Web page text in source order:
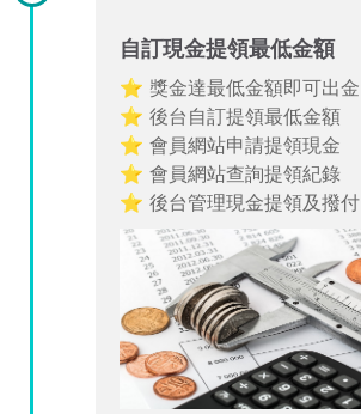
自訂現金提領最低金額
⭐ 獎金達最低金額即可出金
⭐ 後台自訂提領最低金額
⭐ 會員網站申請提領現金
⭐ 會員網站查詢提領紀錄
⭐ 後台管理現金提領及撥付